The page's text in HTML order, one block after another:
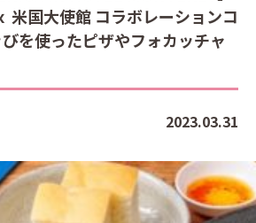
米国大使館 コラボレーションコ
を使ったピザやフォカッチャ
2023.03.31